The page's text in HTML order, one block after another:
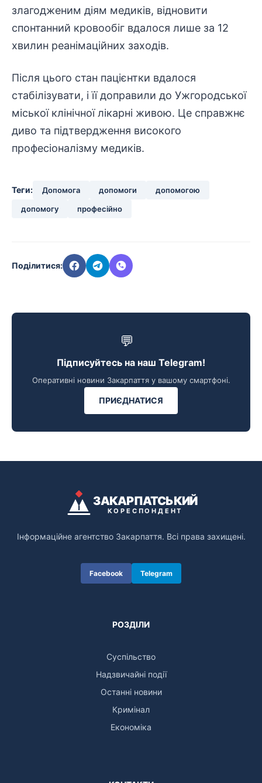
злагодженим діям медиків, відновити
спонтанний кровообіг вдалося лише за 12
хвилин реанімаційних заходів.
Після цього стан пацієнтки вдалося
стабілізувати, і її доправили до Ужгородської
міської клінічної лікарні живою. Це справжнє
диво та підтвердження високого
професіоналізму медиків.
Теги: Допомога допомоги
допомогою
допомогу
професійно
Поділитися:
💬
Підписуйтесь на наш Telegram!
Оперативні новини Закарпаття у вашому смартфоні.
ПРИЄДНАТИСЯ
ЗАКАРПАТСЬКИЙ
КОРЕСПОНДЕНТ
Інформаційне агентство Закарпаття. Всі права захищені.
Facebook Telegram
РОЗДІЛИ
Суспільство
Надзвичайні події
Останні новини
Кримінал
Економіка